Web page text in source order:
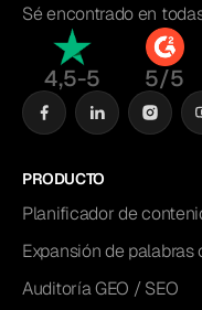
Sé encontrado en
4,5-5 5/5
PRODUCTO
Planificador de
Expansión de palabras
Auditoría GEO / SEO